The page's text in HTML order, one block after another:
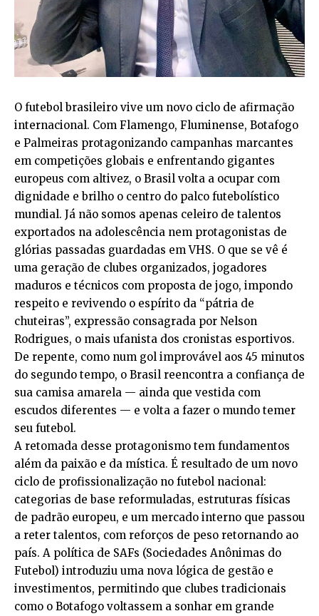
O futebol brasileiro vive um novo ciclo de afirmação
internacional. Com Flamengo, Fluminense, Botafogo
e Palmeiras protagonizando campanhas marcantes
em competições globais e enfrentando gigantes
europeus com altivez, o Brasil volta a ocupar com
dignidade e brilho o centro do palco futebolístico
mundial. Já não somos apenas celeiro de talentos
exportados na adolescência nem protagonistas de
glórias passadas guardadas em VHS. O que se vê é
uma geração de clubes organizados, jogadores
maduros e técnicos com proposta de jogo, impondo
respeito e revivendo o espírito da “pátria de
chuteiras”, expressão consagrada por Nelson
Rodrigues, o mais ufanista dos cronistas esportivos.
De repente, como num gol improvável aos 45 minutos
do segundo tempo, o Brasil reencontra a confiança de
sua camisa amarela — ainda que vestida com
escudos diferentes — e volta a fazer o mundo temer
seu futebol.
A retomada desse protagonismo tem fundamentos
além da paixão e da mística. É resultado de um novo
ciclo de profissionalização no futebol nacional:
categorias de base reformuladas, estruturas físicas
de padrão europeu, e um mercado interno que passou
a reter talentos, com reforços de peso retornando ao
país. A política de SAFs (Sociedades Anônimas do
Futebol) introduziu uma nova lógica de gestão e
investimentos, permitindo que clubes tradicionais
como o Botafogo voltassem a sonhar em grande